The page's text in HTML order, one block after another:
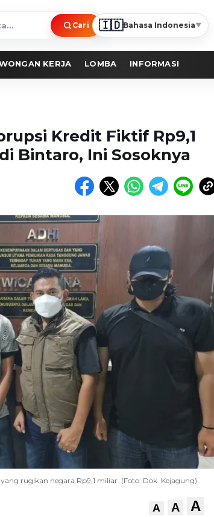
Cari 🇮🇩Bahasa Indonesia▼
KERJA LOMBA INFORMASI
Kredit Fiktif Rp9,1
Bintaro, Ini Sosoknya
rugikan negara Rp9,1 miliar. (Foto: Dok. Kejagung)
A A A